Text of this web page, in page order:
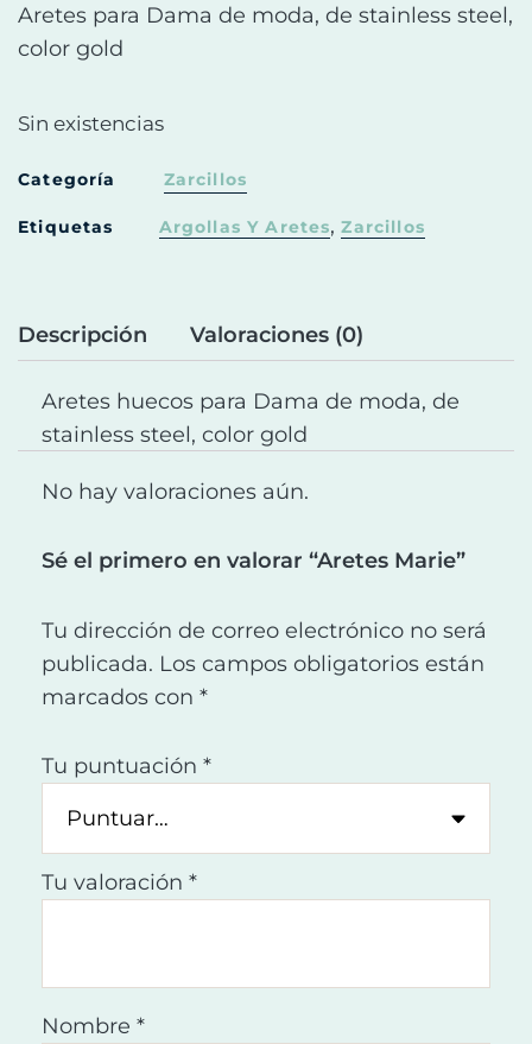
Aretes para Dama de moda, de stainless steel,
color gold
Sin existencias
Categoría Zarcillos
Etiquetas Argollas Y Aretes,Zarcillos
Descripción Valoraciones (0)
Aretes huecos para Dama de moda, de
stainless steel, color gold
No hay valoraciones aún.
Sé el primero en valorar “Aretes Marie”
Tu dirección de correo electrónico no será
publicada. Los campos obligatorios están
marcados con *
Tu puntuación *
Tu valoración *
Nombre *